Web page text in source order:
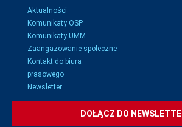
Aktualności
Komunikaty OSP
Komunikaty UMM
Zaangażowanie społeczne
Kontakt do biura
prasowego
Newsletter
DOŁĄCZ DO